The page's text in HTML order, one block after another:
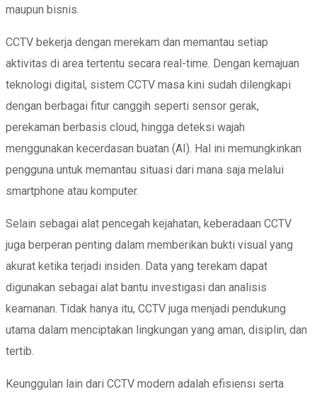
maupun bisnis.
CCTV bekerja dengan merekam dan memantau setiap
aktivitas di area tertentu secara real-time. Dengan kemajuan
teknologi digital, sistem CCTV masa kini sudah dilengkapi
dengan berbagai fitur canggih seperti sensor gerak,
perekaman berbasis cloud, hingga deteksi wajah
menggunakan kecerdasan buatan (AI). Hal ini memungkinkan
pengguna untuk memantau situasi dari mana saja melalui
smartphone atau komputer.
Selain sebagai alat pencegah kejahatan, keberadaan CCTV
juga berperan penting dalam memberikan bukti visual yang
akurat ketika terjadi insiden. Data yang terekam dapat
digunakan sebagai alat bantu investigasi dan analisis
keamanan. Tidak hanya itu, CCTV juga menjadi pendukung
utama dalam menciptakan lingkungan yang aman, disiplin, dan
tertib.
Keunggulan lain dari CCTV modern adalah efisiensi serta